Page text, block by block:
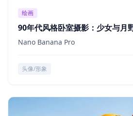
绘画
90年代风格卧室摄影：少女与月
Nano Banana Pro
头像/形象